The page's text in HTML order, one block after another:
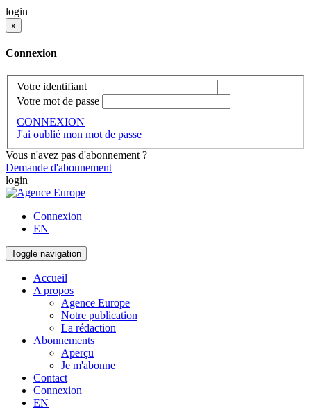
login
x
Connexion
Votre identifiant
Votre mot de passe
CONNEXION
J'ai oublié mon mot de passe
Vous n'avez pas d'abonnement ?
Demande d'abonnement
login
Connexion
EN
Toggle navigation
Accueil
A propos
Agence Europe
Notre publication
La rédaction
Abonnements
Aperçu
Je m'abonne
Contact
Connexion
EN